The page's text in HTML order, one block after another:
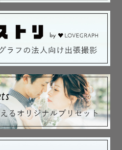
で楽しんでいただけるように
使ったり、私も一緒になって
頂いてます♪
きは休憩したり
にもそれぞれの
撮影いたしますので